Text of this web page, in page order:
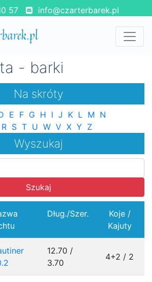
57 info@czarterbarek.pl
- barki
Na skróty
E F G H I J K L M N
R S T U W V X Y Z
Wyszukaj
Szukaj
Dług./Szer.
Koje /
Kajuty
12.70 /
3.70
4+2 / 2